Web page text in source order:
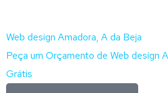
Web design Amadora, A da Beja
Peça um Orçamento de Web design
Grátis